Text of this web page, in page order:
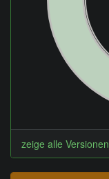
zeige alle Versionen